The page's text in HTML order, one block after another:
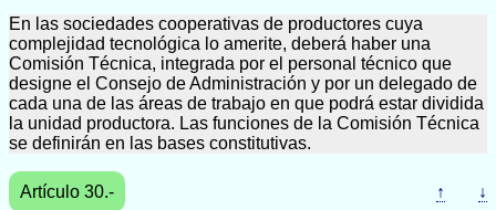
En las sociedades cooperativas de productores cuya
complejidad tecnológica lo amerite, deberá haber una
Comisión Técnica, integrada por el personal técnico que
designe el Consejo de Administración y por un delegado de
cada una de las áreas de trabajo en que podrá estar dividida
la unidad productora. Las funciones de la Comisión Técnica
se definirán en las bases constitutivas.
Artículo 30.- ↑ ↓